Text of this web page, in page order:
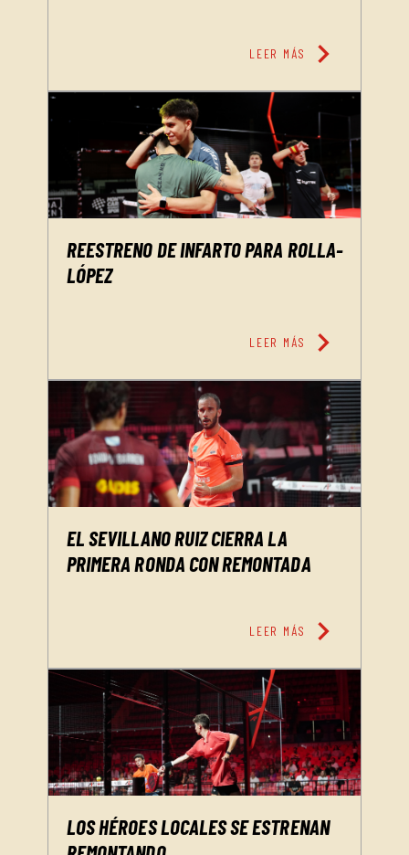
LEER MÁS chevron_right
REESTRENO DE INFARTO PARA ROLLA-
LÓPEZ
LEER MÁS chevron_right
EL SEVILLANO RUIZ CIERRA LA
PRIMERA RONDA CON REMONTADA
LEER MÁS chevron_right
LOS HÉROES LOCALES SE ESTRENAN